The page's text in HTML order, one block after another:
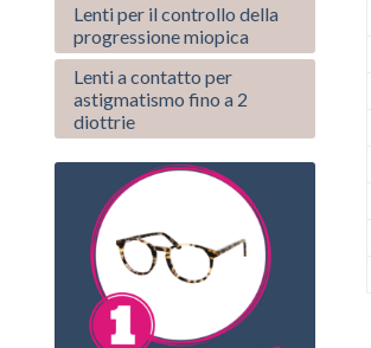
Lenti per il controllo della
progressione miopica
Lenti a contatto per
astigmatismo fino a 2
diottrie